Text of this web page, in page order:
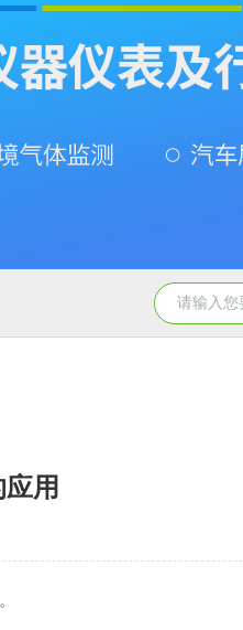
9300氧气检测仪
用